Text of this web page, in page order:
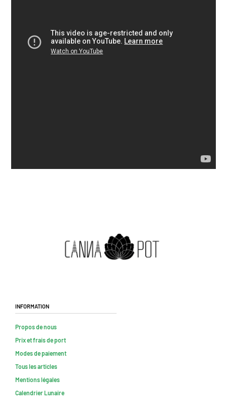
Information
Propos de nous
Prix et frais de port
Modes de paiement
Tous les articles
Mentions légales
Calendrier Lunaire